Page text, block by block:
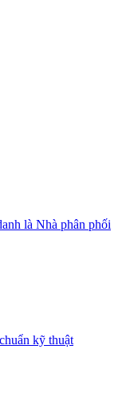
là Nhà phân phối
kỹ thuật